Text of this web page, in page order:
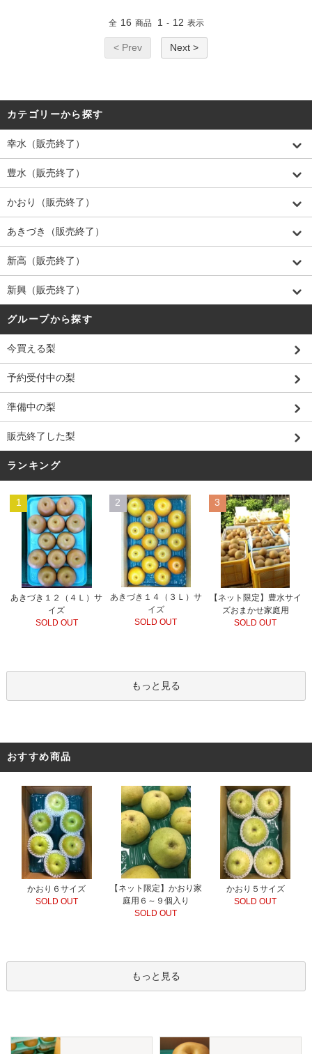
全 16 商品 1 - 12 表示
< Prev Next >
カテゴリーから探す
幸水（販売終了）
豊水（販売終了）
かおり（販売終了）
あきづき（販売終了）
新高（販売終了）
新興（販売終了）
グループから探す
今買える梨
予約受付中の梨
準備中の梨
販売終了した梨
ランキング
1
あきづき１２（４Ｌ）サ
イズ
SOLD OUT
2
あきづき１４（３Ｌ）サ
イズ
SOLD OUT
3
【ネット限定】豊水サイ
ズおまかせ家庭用
SOLD OUT
もっと見る
おすすめ商品
かおり６サイズ
SOLD OUT
【ネット限定】かおり家
庭用６～９個入り
SOLD OUT
かおり５サイズ
SOLD OUT
もっと見る